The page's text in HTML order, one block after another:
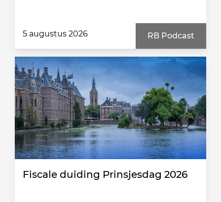
5 augustus 2026 RB Podcast
Fiscale duiding Prinsjesdag 2026